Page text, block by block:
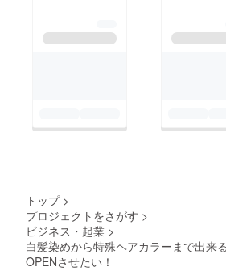
トップ >
プロジェクトをさがす >
ビジネス・起業 >
白髪染めから特殊ヘアカラーまで出来
OPENさせたい！